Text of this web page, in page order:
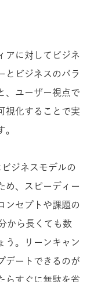
アに対してビジネ
とビジネスのバラ
、ユーザー視点で
視化することで実
ジネスモデルの
め、スピーディー
ンセプトや課題の
から長くても数
う。リーンキャン
デートできるのが
らすぐに無駄を省